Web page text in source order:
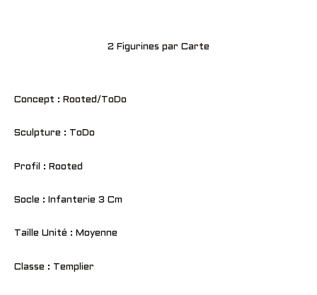
2 Figurines par Carte
Concept : Rooted/ToDo
Sculpture : ToDo
Profil : Rooted
Socle : Infanterie 3 Cm
Taille Unité : Moyenne
Classe : Templier